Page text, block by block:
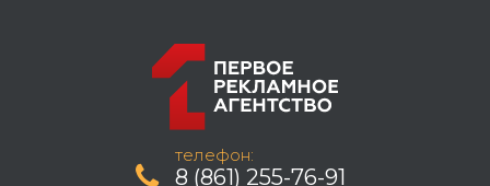
телефон:
8 (861) 255-76-91